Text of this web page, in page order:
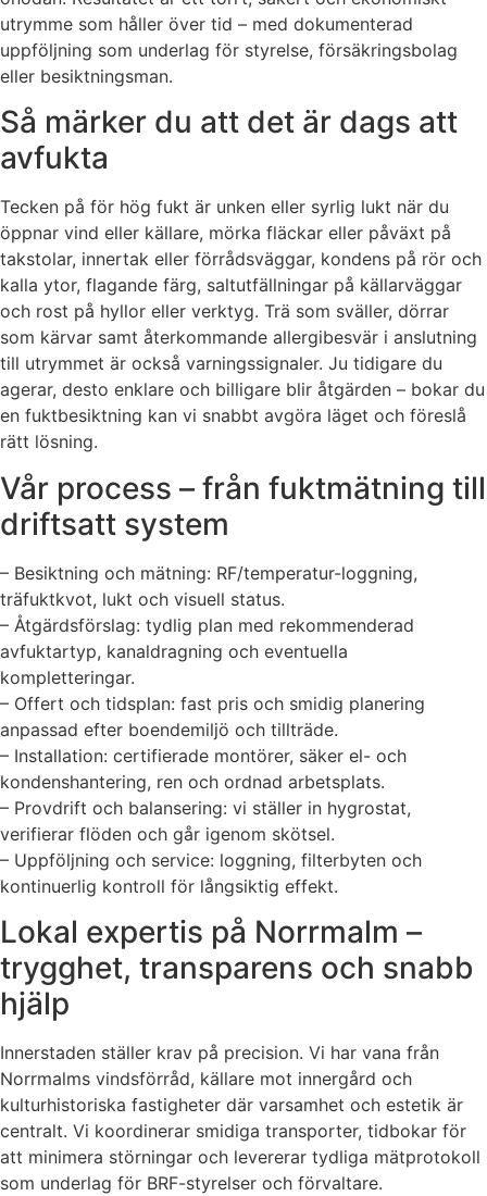
utrymme som håller över tid – med dokumenterad
uppföljning som underlag för styrelse, försäkringsbolag
eller besiktningsman.
Så märker du att det är dags att
avfukta
Tecken på för hög fukt är unken eller syrlig lukt när du
öppnar vind eller källare, mörka fläckar eller påväxt på
takstolar, innertak eller förrådsväggar, kondens på rör och
kalla ytor, flagande färg, saltutfällningar på källarväggar
och rost på hyllor eller verktyg. Trä som sväller, dörrar
som kärvar samt återkommande allergibesvär i anslutning
till utrymmet är också varningssignaler. Ju tidigare du
agerar, desto enklare och billigare blir åtgärden – bokar du
en fuktbesiktning kan vi snabbt avgöra läget och föreslå
rätt lösning.
Vår process – från fuktmätning till
driftsatt system
– Besiktning och mätning: RF/temperatur-loggning,
träfuktkvot, lukt och visuell status.
– Åtgärdsförslag: tydlig plan med rekommenderad
avfuktartyp, kanaldragning och eventuella
kompletteringar.
– Offert och tidsplan: fast pris och smidig planering
anpassad efter boendemiljö och tillträde.
– Installation: certifierade montörer, säker el- och
kondenshantering, ren och ordnad arbetsplats.
– Provdrift och balansering: vi ställer in hygrostat,
verifierar flöden och går igenom skötsel.
– Uppföljning och service: loggning, filterbyten och
kontinuerlig kontroll för långsiktig effekt.
Lokal expertis på Norrmalm –
trygghet, transparens och snabb
hjälp
Innerstaden ställer krav på precision. Vi har vana från
Norrmalms vindsförråd, källare mot innergård och
kulturhistoriska fastigheter där varsamhet och estetik är
centralt. Vi koordinerar smidiga transporter, tidbokar för
att minimera störningar och levererar tydliga mätprotokoll
som underlag för BRF-styrelser och förvaltare.